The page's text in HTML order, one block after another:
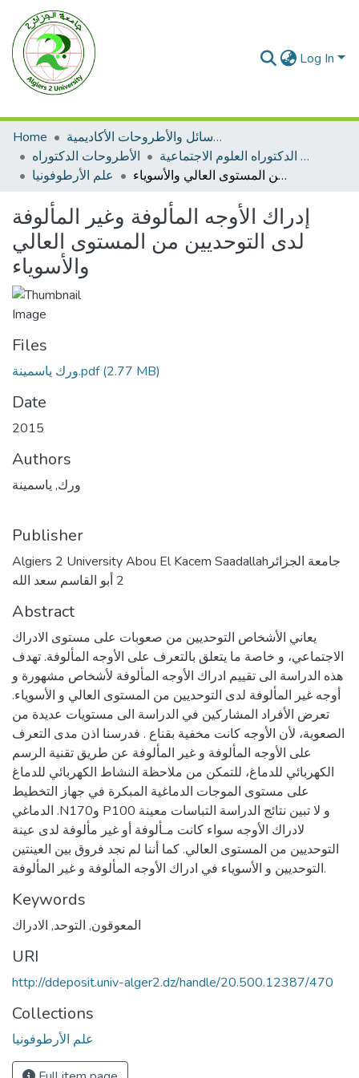
Log In
Home
الرسائل والأطروحات الأكاديمية
الأطروحات الدكتوراه
الأطروحات الدكتوراه العلوم الاجتماعية
علم الأرطوفونيا
إدراك الأوجه المألوفة وغير المألوفة لدى التوحديين من المستوى العالي والأسوياء
إدراك الأوجه المألوفة وغير المألوفة
لدى التوحديين من المستوى العالي
والأسوياء
Files
ورك ياسمينة.pdf(2.77 MB)
Date
2015
Authors
ورك, ياسمينة
Publisher
Algiers 2 University Abou El Kacem Saadallahجامعة الجزائر
2 أبو القاسم سعد الله
Abstract
يعاني الأشخاص التوحديين من صعوبات على مستوى الادراك
الاجتماعي، و خاصة ما يتعلق بالتعرف على الأوجه المألوفة. تهدف
هذه الدراسة الى تقييم ادراك الأوجه المألوفة لأشخاص مشهورة و
أوجه غير المألوفة لدى التوحديين من المستوى العالي و الأسوياء.
تعرض الأفراد المشاركين في الدراسة الى مستويات عديدة من
الصعوبة، لأن الأوجه كانت مخفية بقناع . فدرسنا اذن مدى التعرف
على الأوجه المألوفة و غير المألوفة عن طريق تقنية الرسم
الكهربائي للدماغ، للتمكن من ملاحظة النشاط الكهربائي للدماغ
على مستوى الموجات الدماغية المبكرة في جهاز التخطيط
الدماغي .N170و P100 و لا تبين نتائج الدراسة التباسات معينة
لادراك الأوجه سواء كانت مـألوفة أو غير مألوفة لدى عينة
التوحديين من المستوى العالي. كما أننا لم نجد فروق بين العينتين
التوحديين و الأسوياء في ادراك الأوجه المألوفة و غير المألوفة.
Keywords
المعوقون, التوحد, الادراك
URI
http://ddeposit.univ-alger2.dz/handle/20.500.12387/470
Collections
علم الأرطوفونيا